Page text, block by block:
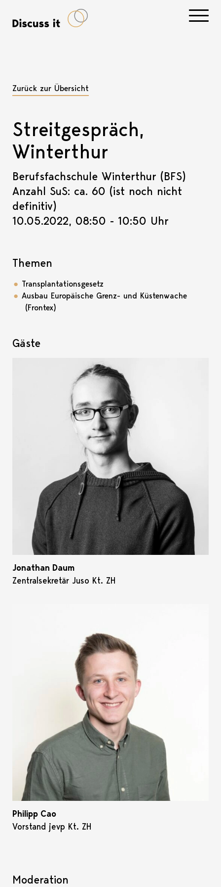
Zurück zur Übersicht
Streitgespräch,
Winterthur
Berufsfachschule Winterthur (BFS)
Anzahl SuS: ca. 60 (ist noch nicht
definitiv)
10.05.2022, 08:50 - 10:50 Uhr
Themen
Transplantationsgesetz
Ausbau Europäische Grenz- und Küstenwache
(Frontex)
Gäste
Jonathan Daum
Zentralsekretär Juso Kt. ZH
Philipp Cao
Vorstand jevp Kt. ZH
Moderation